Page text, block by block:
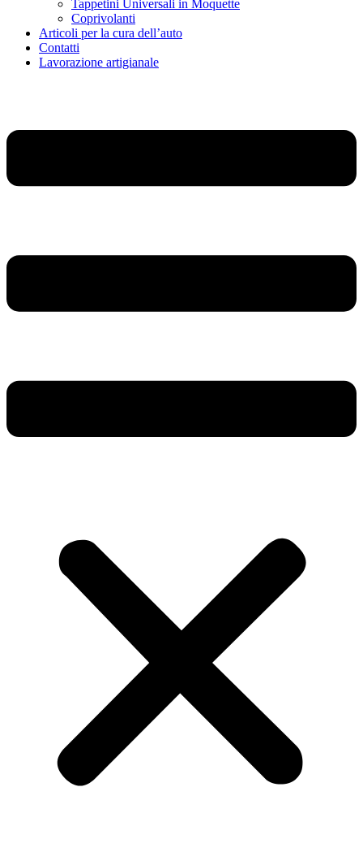
Tappetini Universali in Moquette
Coprivolanti
Articoli per la cura dell’auto
Contatti
Lavorazione artigianale